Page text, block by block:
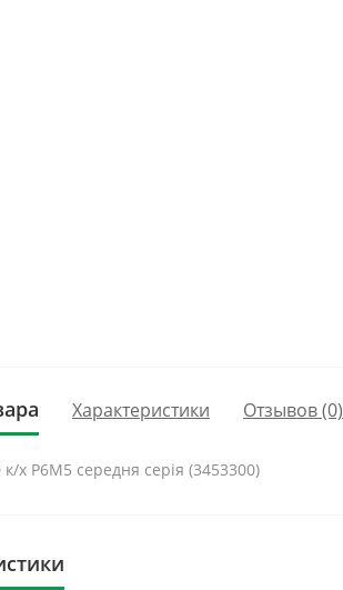
Характеристики Отзывов (0)
х Р6М5 середня серія (3453300)